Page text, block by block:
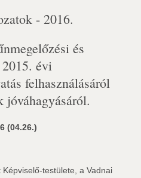
- 2016.
és
évi
felhasználásáról
jóváhagyásáról.
(04.26.)
testülete, a Vadnai